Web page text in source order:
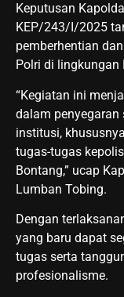
Keputusan
KEP/243/I/2025
pemberhentian
Polri di lingkungan
“Kegiatan ini
dalam
institusi,
tugas-tugas
Bontang,” ucap
Lumban Tobing.
Dengan
yang baru dapat
tugas serta
profesionalisme.